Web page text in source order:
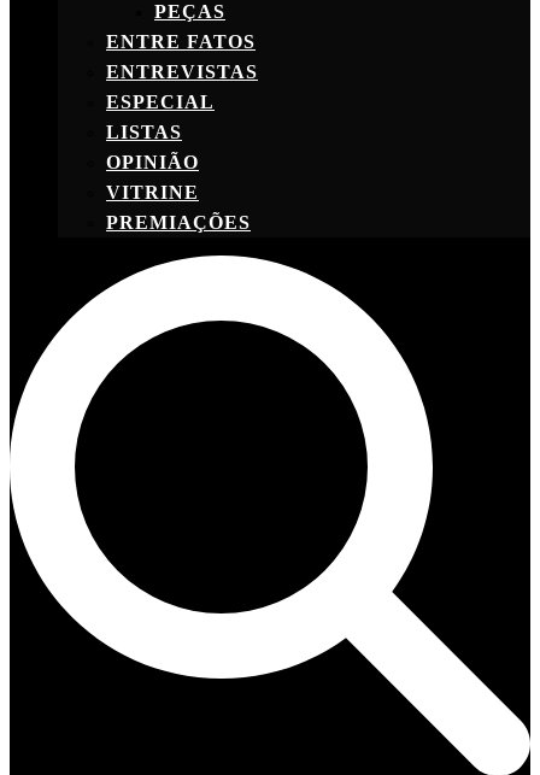
PEÇAS
ENTRE FATOS
ENTREVISTAS
ESPECIAL
LISTAS
OPINIÃO
VITRINE
PREMIAÇÕES